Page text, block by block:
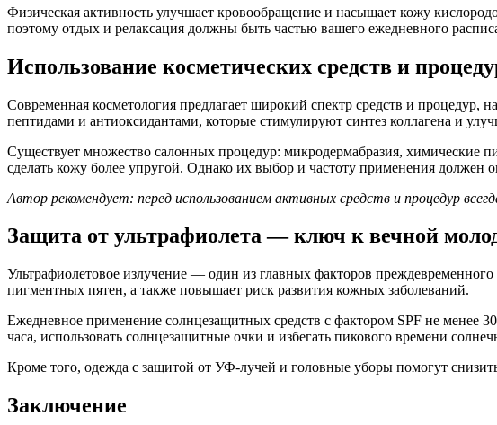
Физическая активность улучшает кровообращение и насыщает кожу
поэтому отдых и релаксация должны быть частью вашего ежедневного
Использование косметических средств и
Современная косметология предлагает широкий спектр средств и
пептидами и антиоксидантами, которые стимулируют синтез коллагена и
Существует множество салонных процедур: микродермабразия,
сделать кожу более упругой. Однако их выбор и частоту применения должен
Автор рекомендует: перед использованием активных средств и процедур
Защита от ультрафиолета — ключ к вечной
Ультрафиолетовое излучение — один из главных факторов
пигментных пятен, а также повышает риск развития кожных заболеваний.
Ежедневное применение солнцезащитных средств с фактором SPF не менее
часа, использовать солнцезащитные очки и избегать пикового времени
Кроме того, одежда с защитой от УФ-лучей и головные уборы помогут
Заключение